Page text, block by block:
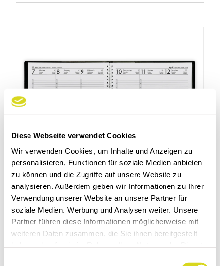
Diese Webseite verwendet Cookies
Wir verwenden Cookies, um Inhalte und Anzeigen zu
personalisieren, Funktionen für soziale Medien anbieten
zu können und die Zugriffe auf unsere Website zu
analysieren. Außerdem geben wir Informationen zu Ihrer
Verwendung unserer Website an unsere Partner für
soziale Medien, Werbung und Analysen weiter. Unsere
Partner führen diese Informationen möglicherweise mit
weiteren Daten zusammen, die Sie ihnen bereitgestellt
Wochenplaner Multidate